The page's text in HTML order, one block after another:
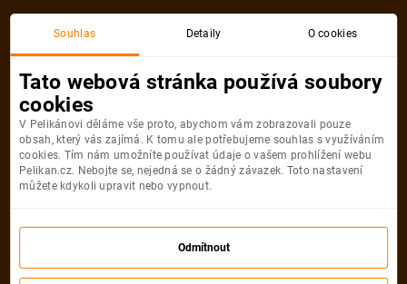
Nejlevněji Nejnovější Nejdále
Souhlas Detaily O cookies
Tato webová stránka používá soubory
cookies
V Pelikánovi děláme vše proto, abychom vám zobrazovali pouze
obsah, který vás zajímá. K tomu ale potřebujeme souhlas s využíváním
cookies. Tím nám umožníte používat údaje o vašem prohlížení webu
Pelikan.cz. Nebojte se, nejedná se o žádný závazek. Toto nastavení
můžete kdykoli upravit nebo vypnout.
Odmítnout